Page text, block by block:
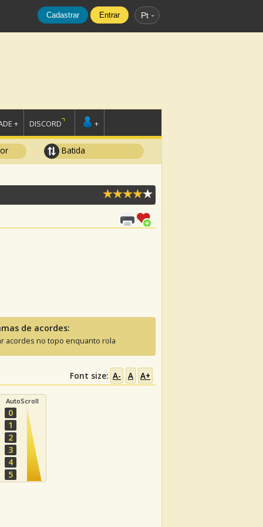
Cadastrar Entrar Pt
+ DISCORD +
Batida
de acordes:
acordes no topo enquanto rola
Font size: A- A A+
AutoScroll
0
1
2
3
4
5